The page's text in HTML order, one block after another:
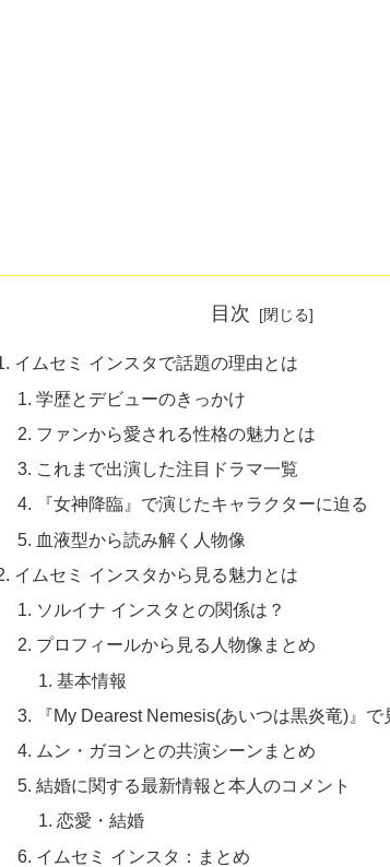
目次
イムセミ インスタで話題の理由とは
学歴とデビューのきっかけ
ファンから愛される性格の魅力とは
これまで出演した注目ドラマ一覧
『女神降臨』で演じたキャラクターに迫る
血液型から読み解く人物像
イムセミ インスタから見る魅力とは
ソルイナ インスタとの関係は？
プロフィールから見る人物像まとめ
基本情報
『My Dearest Nemesis(あいつは黒炎竜)』
ムン・ガヨンとの共演シーンまとめ
結婚に関する最新情報と本人のコメント
恋愛・結婚
イムセミ インスタ：まとめ